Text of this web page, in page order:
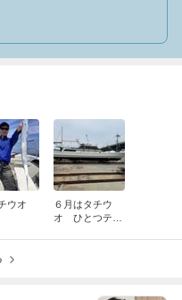
ウオ
６月はタチウ
オ ひとつテン